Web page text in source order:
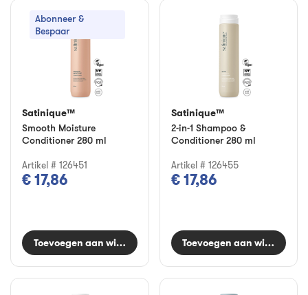
Abonneer &
Bespaar
Satinique™
Smooth Moisture
Conditioner 280 ml
Artikel # 126451
€ 17,86
Toevoegen aan winkelwagen
Satinique™
2-in-1 Shampoo &
Conditioner 280 ml
Artikel # 126455
€ 17,86
Toevoegen aan